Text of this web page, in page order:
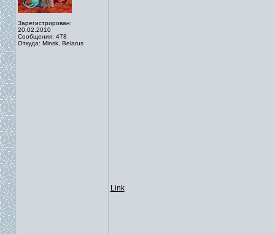
Зарегистрирован:
20.02.2010
Сообщения: 478
Откуда: Minsk, Belarus
Link